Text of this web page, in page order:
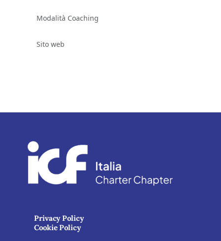
Modalità Coaching
Sito web
Privacy Policy
Cookie Policy